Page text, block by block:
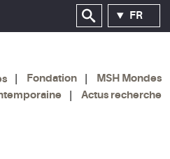
FR
Fondation
MSH Mondes
Actus recherche